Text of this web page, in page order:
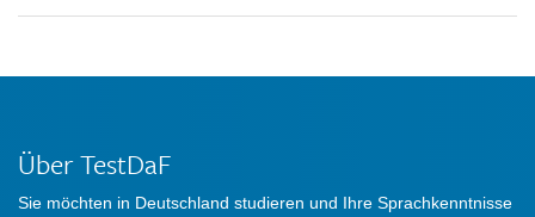
Über TestDaF
Sie möchten in Deutschland studieren und Ihre Sprachkenntnisse